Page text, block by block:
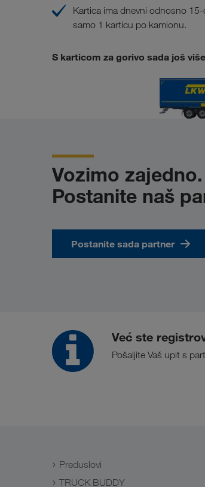
Kartica ima dnevni odnosno
samo 1 karticu po kamionu.
S karticom za gorivo sada još
Vozimo zajedno.
Postanite naš
Postanite sada partner
Već ste
Pošaljite Vaš upit s
Preduslovi
TRUCK BUDDY